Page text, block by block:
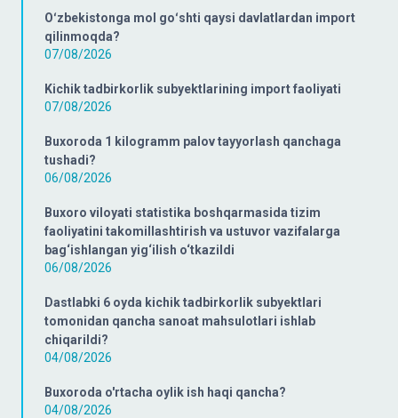
Oʻzbekistonga mol goʻshti qaysi davlatlardan import
qilinmoqda?
07/08/2026
Kichik tadbirkorlik subyektlarining import faoliyati
07/08/2026
Buxoroda 1 kilogramm palov tayyorlash qanchaga
tushadi?
06/08/2026
Buxoro viloyati statistika boshqarmasida tizim
faoliyatini takomillashtirish va ustuvor vazifalarga
bag‘ishlangan yig‘ilish o‘tkazildi
06/08/2026
Dastlabki 6 oyda kichik tadbirkorlik subyektlari
tomonidan qancha sanoat mahsulotlari ishlab
chiqarildi?
04/08/2026
Buxoroda o'rtacha oylik ish haqi qancha?
04/08/2026